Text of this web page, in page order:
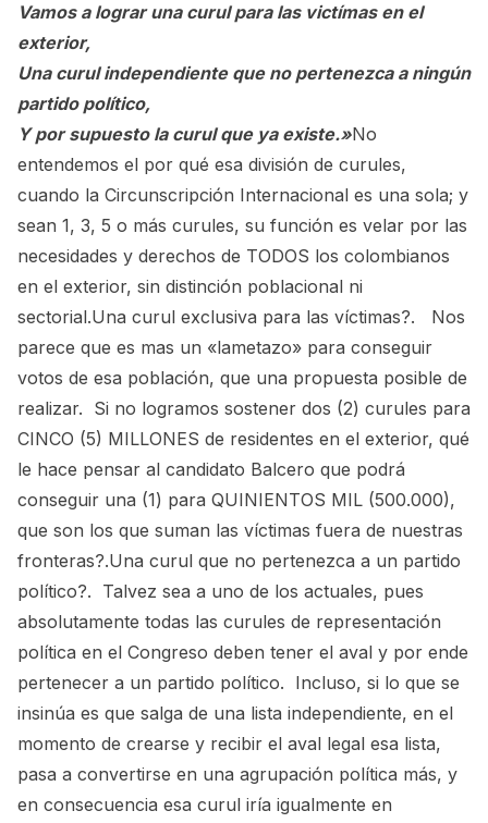
Vamos a lograr una curul para las victímas en el
exterior,
Una curul independiente que no pertenezca a ningún
partido político,
Y por supuesto la curul que ya existe.»No
entendemos el por qué esa división de curules,
cuando la Circunscripción Internacional es una sola; y
sean 1, 3, 5 o más curules, su función es velar por las
necesidades y derechos de TODOS los colombianos
en el exterior, sin distinción poblacional ni
sectorial.Una curul exclusiva para las víctimas?. Nos
parece que es mas un «lametazo» para conseguir
votos de esa población, que una propuesta posible de
realizar. Si no logramos sostener dos (2) curules para
CINCO (5) MILLONES de residentes en el exterior, qué
le hace pensar al candidato Balcero que podrá
conseguir una (1) para QUINIENTOS MIL (500.000),
que son los que suman las víctimas fuera de nuestras
fronteras?.Una curul que no pertenezca a un partido
político?. Talvez sea a uno de los actuales, pues
absolutamente todas las curules de representación
política en el Congreso deben tener el aval y por ende
pertenecer a un partido político. Incluso, si lo que se
insinúa es que salga de una lista independiente, en el
momento de crearse y recibir el aval legal esa lista,
pasa a convertirse en una agrupación política más, y
en consecuencia esa curul iría igualmente en